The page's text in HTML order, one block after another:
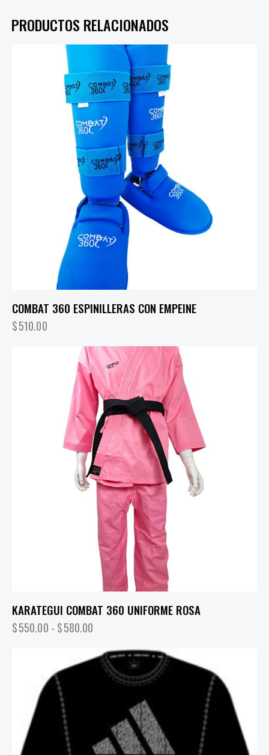
PRODUCTOS RELACIONADOS
COMBAT 360 ESPINILLERAS CON EMPEINE
$510.00
KARATEGUI COMBAT 360 UNIFORME ROSA
$550.00 - $580.00